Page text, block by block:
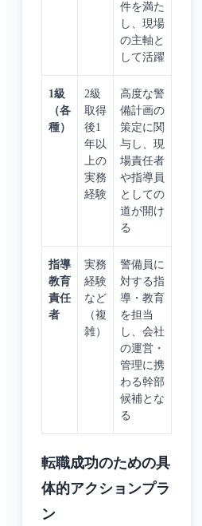
件を満た
し、現場
の主軸と
して活躍
1級
（各
種）
2級
取得
後1
年以
上の
実務
経験
高度な警
備計画の
策定に関
与し、現
場責任者
や指導員
としての
道が開け
る
指導
教育
責任
者
実務
経験
など
（複
雑）
警備員に
対する指
導・教育
を担当
し、会社
の運営・
管理に携
わる幹部
候補とな
る
転職成功のための具
体的アクションプラ
ン